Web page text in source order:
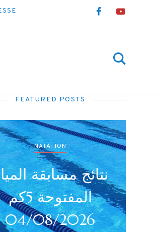
FEATURED POSTS
NATATION
نتائج بطولة جميع
الأصناف (أداني /
أصاغر/أواسط /